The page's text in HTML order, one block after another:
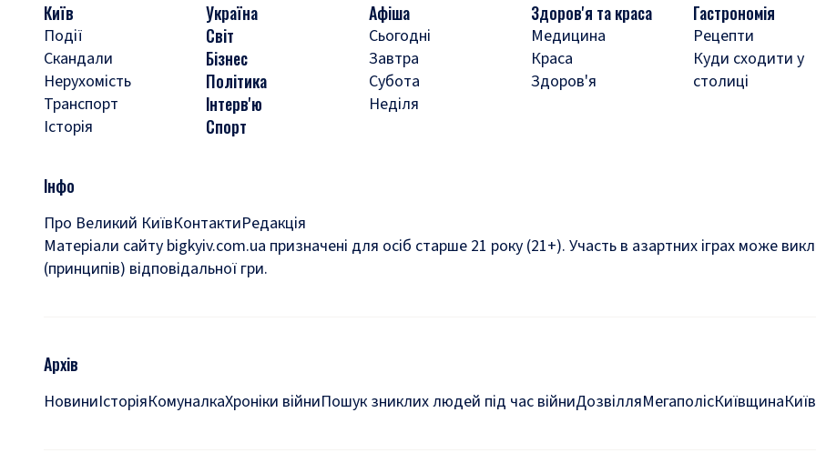
Київ
Події
Скандали
Нерухомість
Транспорт
Історія
Україна
Світ
Бізнес
Політика
Інтерв'ю
Спорт
Афіша
Сьогодні
Завтра
Субота
Неділя
Здоров'я та краса
Медицина
Краса
Здоров'я
Гастрономія
Рецепти
Куди сходити у
столиці
Інфо
Про Великий КиївКонтактиРедакція
Матеріали сайту bigkyiv.com.ua призначені для осіб старше 21 року (21+). Участь в азартних іграх може
(принципів) відповідальної гри.
Архів
НовиниІсторіяКомуналкаХроніки війниПошук зниклих людей під час війниДозвілляМегаполісКиївщина